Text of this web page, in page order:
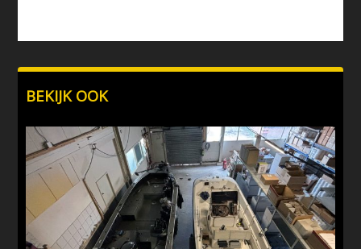
BEKIJK OOK